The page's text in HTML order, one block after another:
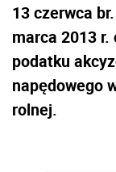
13 czerwca
marca 2013
podatku
napędowego
rolnej.